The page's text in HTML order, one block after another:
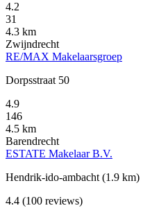
4.2
31
4.3 km
Zwijndrecht
RE/MAX Makelaarsgroep
Dorpsstraat 50
4.9
146
4.5 km
Barendrecht
ESTATE Makelaar B.V.
Hendrik-ido-ambacht (1.9 km)
4.4 (100 reviews)